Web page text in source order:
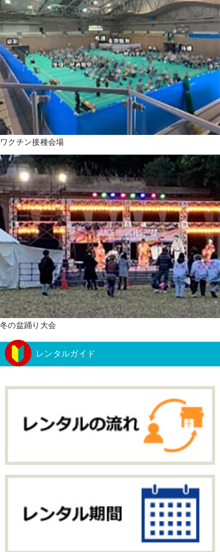
ワクチン接種会場
冬の盆踊り大会
レンタルガイド